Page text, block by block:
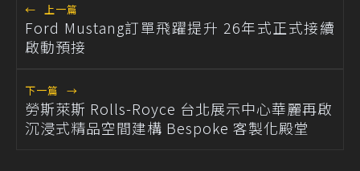
← 上一篇
Ford Mustang訂單飛躍提升 26年式正式接續
啟動預接
下一篇 →
勞斯萊斯 Rolls-Royce 台北展示中心華麗再啟
沉浸式精品空間建構 Bespoke 客製化殿堂